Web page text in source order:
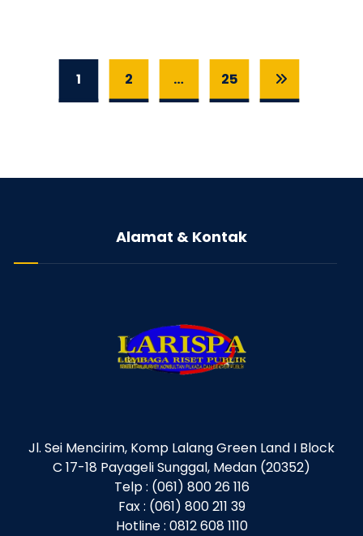
1 2 … 25
Alamat & Kontak
Jl. Sei Mencirim, Komp Lalang Green Land I Block
C 17-18 Payageli Sunggal, Medan (20352)
Telp : (061) 800 26 116
Fax : (061) 800 211 39
Hotline : 0812 608 1110